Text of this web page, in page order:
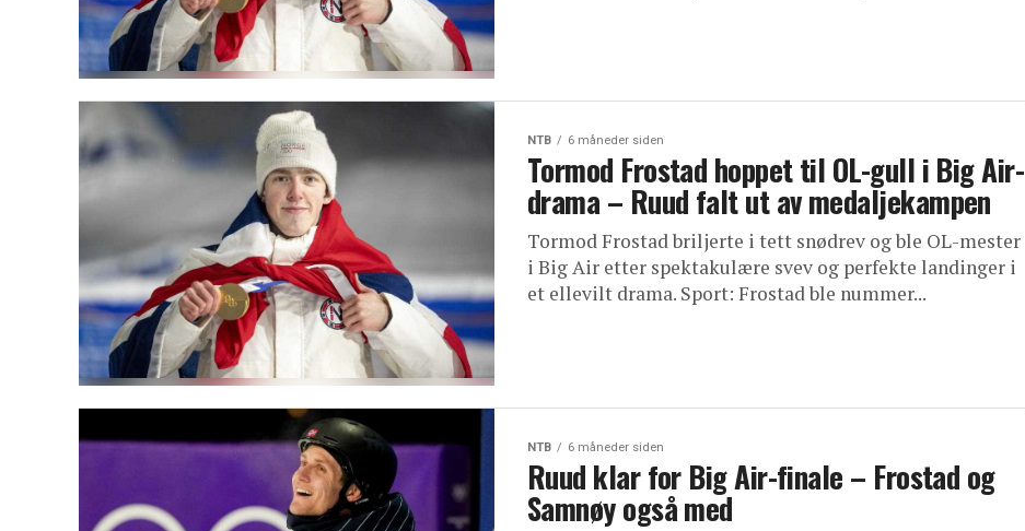
NTB 6 måneder siden
Tormod Frostad hoppet til OL-gull i Big Air-
drama – Ruud falt ut av medaljekampen
Tormod Frostad briljerte i tett snødrev og ble OL-mester
i Big Air etter spektakulære svev og perfekte landinger i
et ellevilt drama. Sport: Frostad ble nummer...
NTB 6 måneder siden
Ruud klar for Big Air-finale – Frostad og
Samnøy også med